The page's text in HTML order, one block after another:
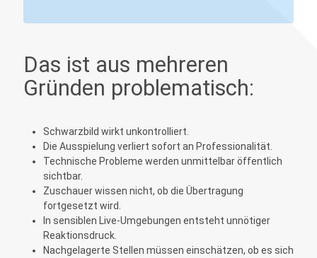
Das ist aus mehreren
Gründen problematisch:
Schwarzbild wirkt unkontrolliert.
Die Ausspielung verliert sofort an Professionalität.
Technische Probleme werden unmittelbar öffentlich
sichtbar.
Zuschauer wissen nicht, ob die Übertragung
fortgesetzt wird.
In sensiblen Live-Umgebungen entsteht unnötiger
Reaktionsdruck.
Nachgelagerte Stellen müssen einschätzen, ob es sich